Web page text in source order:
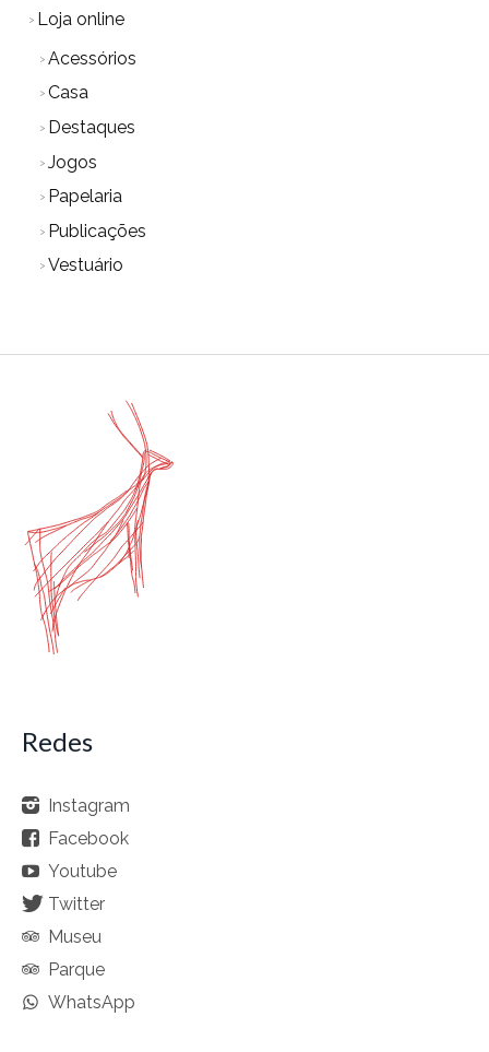
Loja online
Acessórios
Casa
Destaques
Jogos
Papelaria
Publicações
Vestuário
Redes
Instagram
Facebook
Youtube
Twitter
Museu
Parque
WhatsApp